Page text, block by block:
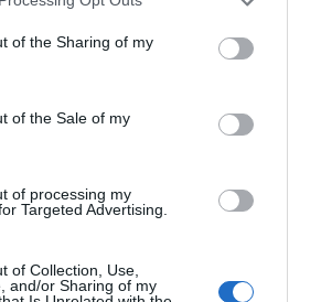
or usage behaviour. You may click to
to Google and its third-party tags to
specified purposes in below Google
of the Sharing of my
of the Sale of my
of processing my
Targeted Advertising.
of Collection, Use,
and/or Sharing of my
de precio del 1492.26%,
los consumidores sobre la
los precios en el futuro.
japonés The Yamazaki, un
gama, ha subido su precio